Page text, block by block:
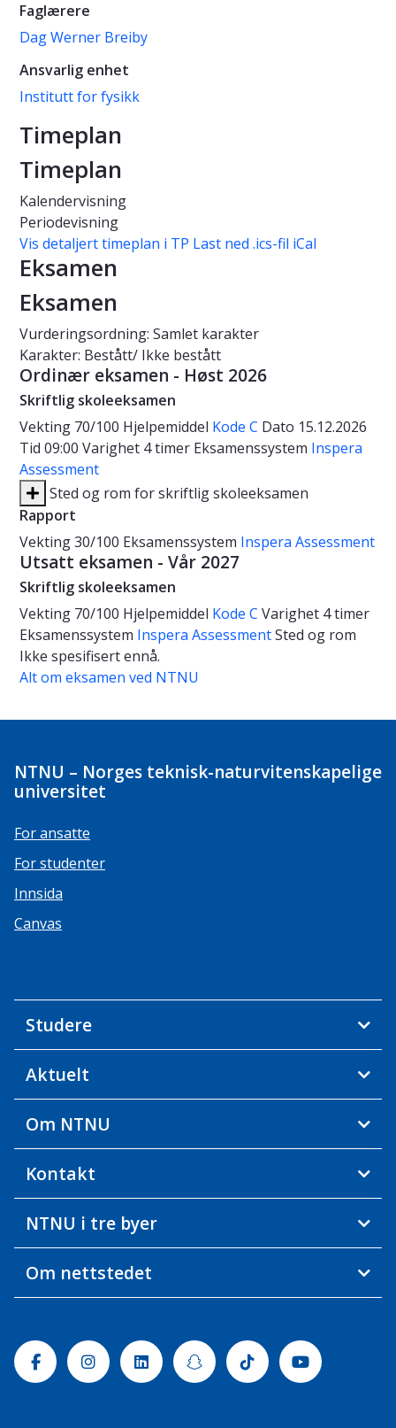
Faglærere
Dag Werner Breiby
Ansvarlig enhet
Institutt for fysikk
Timeplan
Timeplan
Kalendervisning
Periodevisning
Vis detaljert timeplan i TP Last ned .ics-fil iCal
Eksamen
Eksamen
Vurderingsordning: Samlet karakter
Karakter: Bestått/ Ikke bestått
Ordinær eksamen - Høst 2026
Skriftlig skoleeksamen
Vekting 70/100 Hjelpemiddel Kode C Dato 15.12.2026
Tid 09:00 Varighet 4 timer Eksamenssystem Inspera
Assessment
Sted og rom for skriftlig skoleeksamen
Rapport
Vekting30/100 Eksamenssystem Inspera Assessment
Utsatt eksamen - Vår 2027
Skriftlig skoleeksamen
Vekting 70/100 Hjelpemiddel Kode C Varighet 4 timer
Eksamenssystem Inspera AssessmentSted og rom
Ikke spesifisert ennå.
Alt om eksamen ved NTNU
NTNU – Norges teknisk-naturvitenskapelige
universitet
For ansatte
For studenter
Innsida
Canvas
Studere
Aktuelt
Om NTNU
Kontakt
NTNU i tre byer
Om nettstedet
FacebookInstagramLinkedinSnapchatTiktok Youtube